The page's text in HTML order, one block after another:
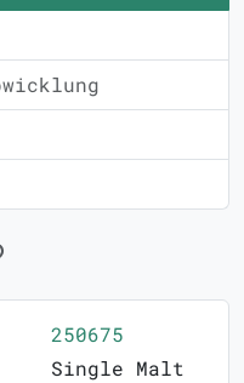
250675
Single Malt